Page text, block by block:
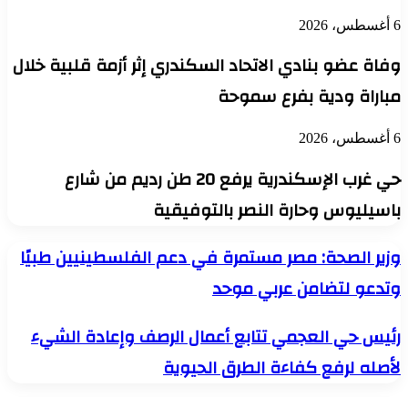
6 أغسطس، 2026
وفاة عضو بنادي الاتحاد السكندري إثر أزمة قلبية خلال
مباراة ودية بفرع سموحة
6 أغسطس، 2026
حي غرب الإسكندرية يرفع 20 طن رديم من شارع
باسيليوس وحارة النصر بالتوفيقية
وزير
الصحة:
مصر
مستمرة
دعم
الفلسطينيين
طبيًا
وزير الصحة: مصر مستمرة في دعم الفلسطينيين طبيًا
وتدعو لتضامن عربي موحد
رئيس
حي
العجمي
رئيس حي العجمي تتابع أعمال الرصف وإعادة الشيء
لأصله لرفع كفاءة الطرق الحيوية